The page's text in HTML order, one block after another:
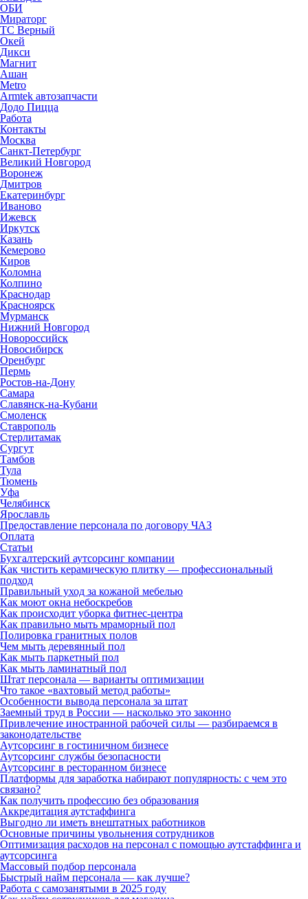
ОБИ
Мираторг
ТС Верный
Окей
Дикси
Магнит
Ашан
Metro
Аrmtek автозапчасти
Додо Пицца
Работа
Контакты
Москва
Санкт-Петербург
Великий Новгород
Воронеж
Дмитров
Екатеринбург
Иваново
Ижевск
Иркутск
Казань
Кемерово
Киров
Коломна
Колпино
Краснодар
Красноярск
Мурманск
Нижний Новгород
Новороссийск
Новосибирск
Оренбург
Пермь
Ростов-на-Дону
Самара
Славянск-на-Кубани
Смоленск
Ставрополь
Стерлитамак
Сургут
Тамбов
Тула
Тюмень
Уфа
Челябинск
Ярославль
Предоставление персонала по договору ЧАЗ
Оплата
Статьи
Бухгалтерский аутсорсинг компании
Как чистить керамическую плитку — профессиональный
подход
Правильный уход за кожаной мебелью
Как моют окна небоскребов
Как происходит уборка фитнес-центра
Как правильно мыть мраморный пол
Полировка гранитных полов
Чем мыть деревянный пол
Как мыть паркетный пол
Как мыть ламинатный пол
Штат персонала — варианты оптимизации
Что такое «вахтовый метод работы»
Особенности вывода персонала за штат
Заемный труд в России — насколько это законно
Привлечение иностранной рабочей силы — разбираемся в
законодательстве
Аутсорсинг в гостиничном бизнесе
Аутсорсинг службы безопасности
Аутсорсинг в ресторанном бизнесе
Платформы для заработка набирают популярность: с чем это
связано?
Как получить профессию без образования
Аккредитация аутстаффинга
Выгодно ли иметь внештатных работников
Основные причины увольнения сотрудников
Оптимизация расходов на персонал с помощью аутстаффинга и
аутсорсинга
Массовый подбор персонала
Быстрый найм персонала — как лучше?
Работа с самозанятыми в 2025 году